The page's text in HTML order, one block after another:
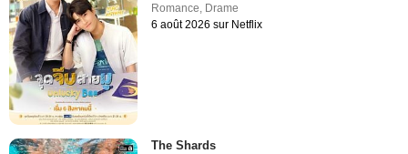
Romance, Drame
6 août 2026 sur Netflix
The Shards